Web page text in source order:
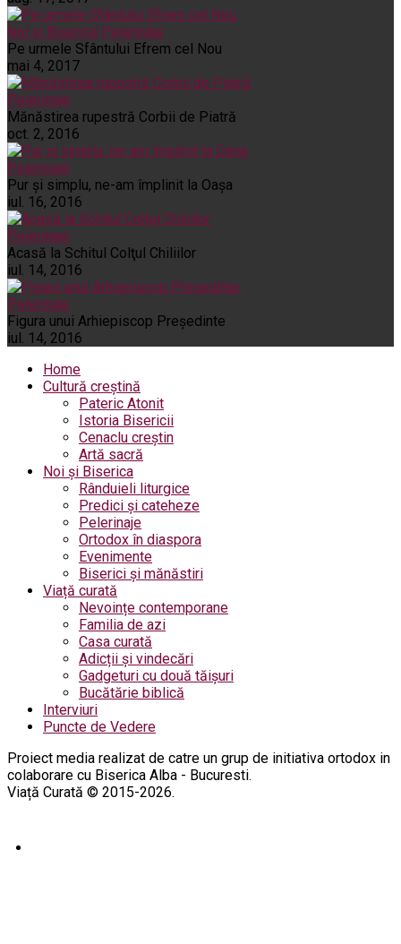
Noi și Biserica Pelerinaje
Pe urmele Sfântului Efrem cel Nou
mai 4, 2017
Pelerinaje
Mănăstirea rupestră Corbii de Piatră
oct. 2, 2016
Pelerinaje
Pur şi simplu, ne-am împlinit la Oaşa
iul. 16, 2016
Pelerinaje
Acasă la Schitul Colţul Chiliilor
iul. 14, 2016
Pelerinaje
Figura unui Arhiepiscop Preşedinte
iul. 14, 2016
Home
Cultură creștină
Pateric Atonit
Istoria Bisericii
Cenaclu creștin
Artă sacră
Noi și Biserica
Rânduieli liturgice
Predici și cateheze
Pelerinaje
Ortodox în diaspora
Evenimente
Biserici și mănăstiri
Viață curată
Nevoințe contemporane
Familia de azi
Casa curată
Adicții și vindecări
Gadgeturi cu două tăișuri
Bucătărie biblică
Interviuri
Puncte de Vedere
Proiect media realizat de catre un grup de initiativa ortodox in
colaborare cu Biserica Alba - Bucuresti.
Viață Curată © 2015-2026.